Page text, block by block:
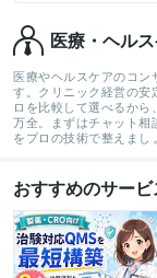
医療・ヘル
医療やヘルスケアのコン
す。クリニック経営の安
ロを比較して選べるか
万全。まずはチャット相
をプロの技術で整えまし
おすすめのサービ